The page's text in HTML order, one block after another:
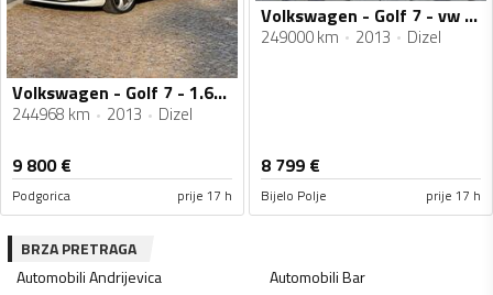
Volkswagen - Golf 7 - 1.6TDI
244968 km 2013 Dizel
9 800€
Podgorica prije 17 h
Volkswagen - Golf 7 - vw golf 7 tdi
249000 km 2013 Dizel
8 799 €
Bijelo Polje prije 17 h
BRZA PRETRAGA
AutomobiliAndrijevica AutomobiliBar